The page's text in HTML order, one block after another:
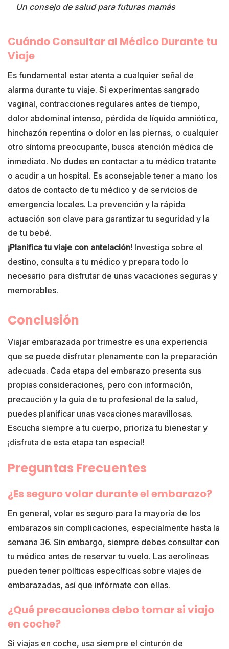
Un consejo de salud para futuras mamás
Cuándo Consultar al Médico Durante tu
Viaje
Es fundamental estar atenta a cualquier señal de
alarma durante tu viaje. Si experimentas sangrado
vaginal, contracciones regulares antes de tiempo,
dolor abdominal intenso, pérdida de líquido amniótico,
hinchazón repentina o dolor en las piernas, o cualquier
otro síntoma preocupante, busca atención médica de
inmediato. No dudes en contactar a tu médico tratante
o acudir a un hospital. Es aconsejable tener a mano los
datos de contacto de tu médico y de servicios de
emergencia locales. La prevención y la rápida
actuación son clave para garantizar tu seguridad y la
de tu bebé.
¡Planifica tu viaje con antelación! Investiga sobre el
destino, consulta a tu médico y prepara todo lo
necesario para disfrutar de unas vacaciones seguras y
memorables.
Conclusión
Viajar embarazada por trimestre es una experiencia
que se puede disfrutar plenamente con la preparación
adecuada. Cada etapa del embarazo presenta sus
propias consideraciones, pero con información,
precaución y la guía de tu profesional de la salud,
puedes planificar unas vacaciones maravillosas.
Escucha siempre a tu cuerpo, prioriza tu bienestar y
¡disfruta de esta etapa tan especial!
Preguntas Frecuentes
¿Es seguro volar durante el embarazo?
En general, volar es seguro para la mayoría de los
embarazos sin complicaciones, especialmente hasta la
semana 36. Sin embargo, siempre debes consultar con
tu médico antes de reservar tu vuelo. Las aerolíneas
pueden tener políticas específicas sobre viajes de
embarazadas, así que infórmate con ellas.
¿Qué precauciones debo tomar si viajo
en coche?
Si viajas en coche, usa siempre el cinturón de